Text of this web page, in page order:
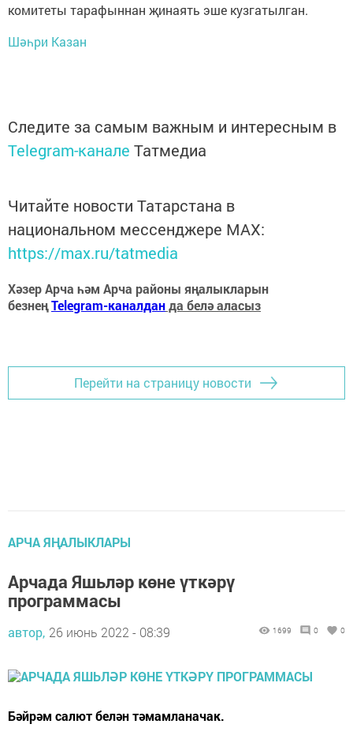
комитеты тарафыннан җинаять эше кузгатылган.
Шәһри Казан
Следите за самым важным и интересным в
Telegram-канале Татмедиа
Читайте новости Татарстана в
национальном мессенджере MАХ:
https://max.ru/tatmedia
Хәзер Арча һәм Арча районы яңалыкларын
безнеңTelegram-каналданда белә аласыз
Перейти на страницу новости
АРЧА ЯҢАЛЫКЛАРЫ
Арчада Яшьләр көне үткәрү
программасы
автор, 26 июнь 2022 - 08:39 1699 0 0
Бәйрәм салют белән тәмамланачак.